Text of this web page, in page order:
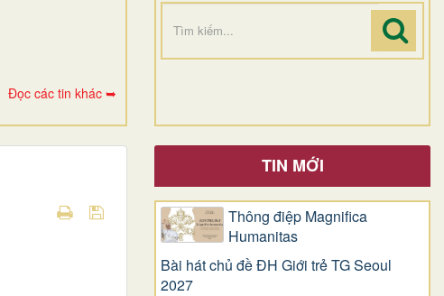
Đọc các tin khác ➥
TIN MỚI
Thông điệp Magnifica
Humanitas
Bài hát chủ đề ĐH Giới trẻ TG Seoul
2027